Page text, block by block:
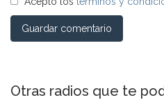
Guardar comentario
Otras radios que te